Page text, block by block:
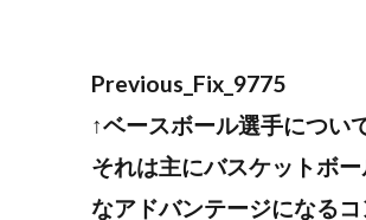
Previous_Fix_9775
↑ベースボール選手につい
それは主にバスケットボ
なアドバンテージになるコ